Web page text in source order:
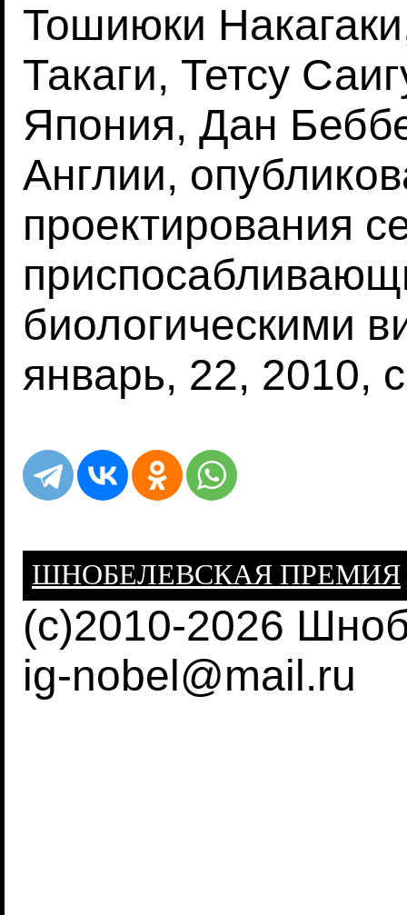
Тошиюки
Такаги, Тетсу
Япония, Дан
Англии,
проектирования
биологическими
январь, 22, 2010,
ШНОБЕЛЕВСКАЯ ПРЕМИЯ
(c)2010-2026
ig-nobel@mail.ru